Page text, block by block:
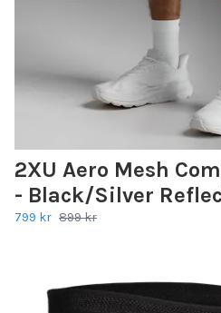
2XU Aero Mesh
- Black/Silver
799 kr 899 kr